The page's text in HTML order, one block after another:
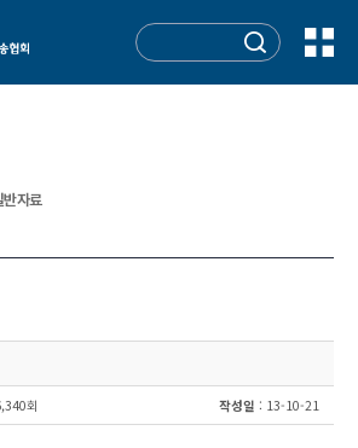
반자료
회 작성일 : 13-10-21